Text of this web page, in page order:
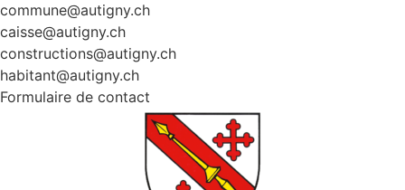
commune@autigny.ch
caisse@autigny.ch
constructions@autigny.ch
habitant@autigny.ch
Formulaire de contact